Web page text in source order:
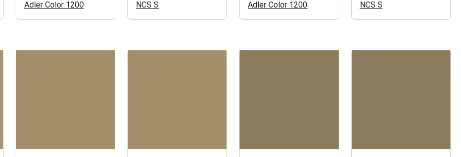
Adler Color 1200
NCS S
Adler Color 1200
NCS S